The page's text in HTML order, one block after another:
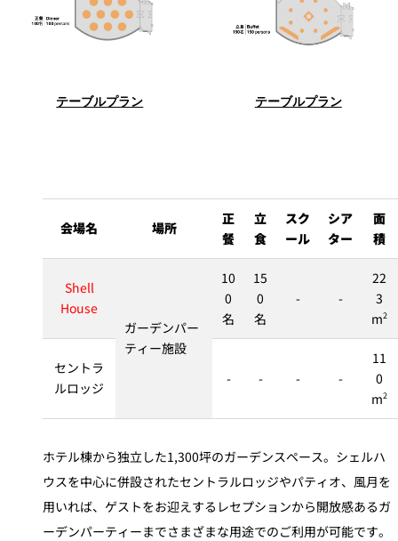
日のお祝いに
～アニバーサ
リー～
レストランご ロポーズディ
ナープラン
よくあるご質
問
テーブルプラン テーブルプラン
会場名 場所
正
餐
立
食
スク
ール
シア
ター
面
積
Shell
House
ガーデンパー
ティー施設
10
0
名
15
0
名
- -
22
3
m2
セントラ
ルロッジ
- - - -
11
0
m2
ホテル棟から独立した1,300坪のガーデンスペース。シェルハ
ウスを中心に併設されたセントラルロッジやパティオ、風月を
用いれば、ゲストをお迎えするレセプションから開放感あるガ
ーデンパーティーまでさまざまな用途でのご利用が可能です。